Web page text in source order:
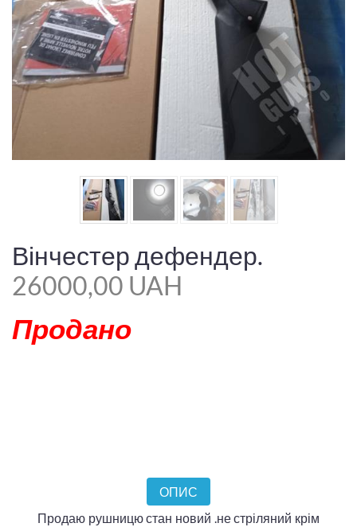
Вінчестер дефендер.
26000,00 UAH
Продано
ОПИС
Продаю рушницю стан новий .не стріляний крім